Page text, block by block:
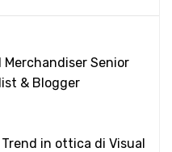
Merchandiser Senior
& Blogger
in ottica di Visual